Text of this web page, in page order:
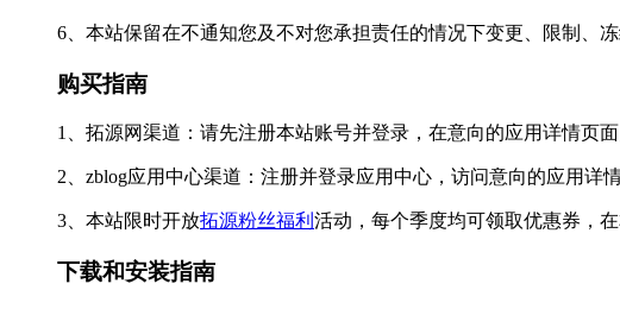
6、本站保留在不通知您及不对您承担责任的情况下变更、限制、
购买指南
1、拓源网渠道：请先注册本站账号并登录，在意向的应用详情页
2、zblog应用中心渠道：注册并登录应用中心，访问意向的应用详
3、本站限时开放拓源粉丝福利 活动，每个季度均可领取优惠券，在
下载和安装指南